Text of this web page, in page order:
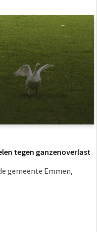
tegen ganzenoverlast
gemeente Emmen,